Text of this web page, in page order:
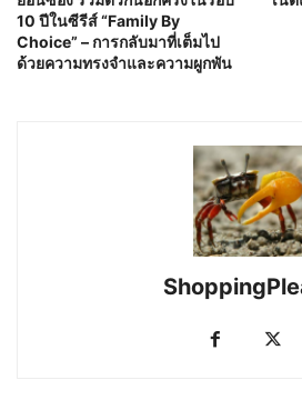
10 ปีในซีรีส์ “Family By
Choice” – การกลับมาที่เต็มไป
ด้วยความทรงจำและความผูกพัน